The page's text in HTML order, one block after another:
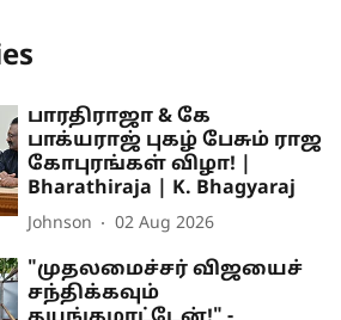
பாரதிராஜா & கே
பாக்யராஜ் புகழ் பேசும் ராஜ
கோபுரங்கள் விழா! |
Bharathiraja | K. Bhagyaraj
Johnson 02 Aug 2026
"முதலமைச்சர் விஜயைச்
சந்திக்கவும்